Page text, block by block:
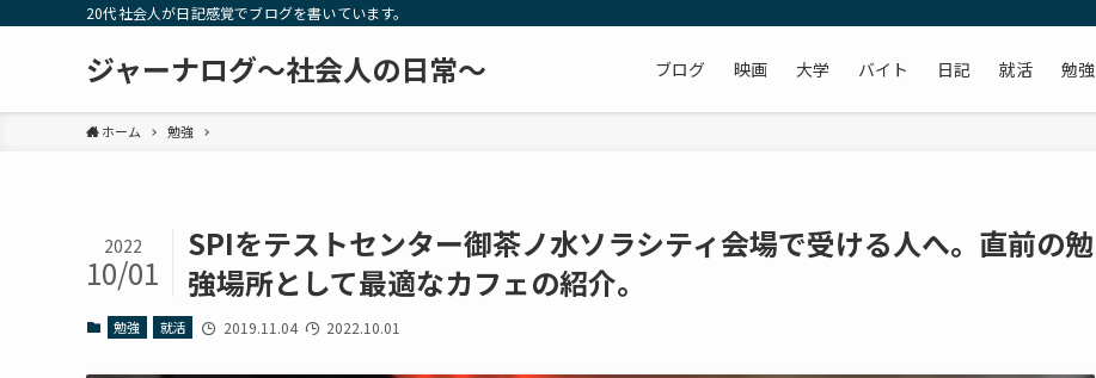
20代社会人が日記感覚でブログを書いています。
ジャーナログ～社会人の日常～ ブログ 映画 大学 バイト 日記 就活 勉強
ホーム 勉強
SPIをテストセンター御茶ノ水ソラシティ会場で受ける人へ。直前の勉
強場所として最適なカフェの紹介。
2022
10/01
勉強 就活 2019.11.04 2022.10.01